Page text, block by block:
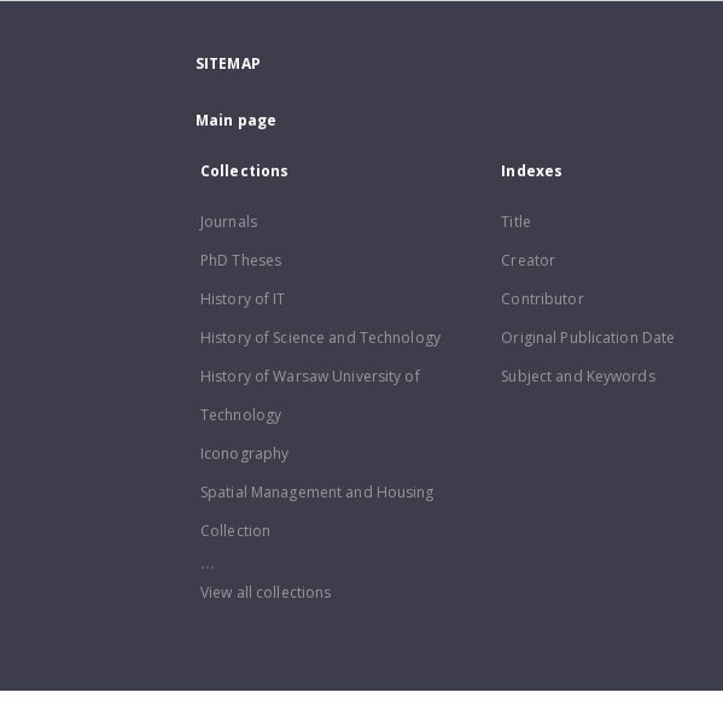
SITEMAP
Main page
Collections
Journals
PhD Theses
History of IT
History of Science and Technology
History of Warsaw University of
Technology
Iconography
Spatial Management and Housing
Collection
...
View all collections
Indexes
Title
Creator
Contributor
Original Publication Date
Subject and Keywords